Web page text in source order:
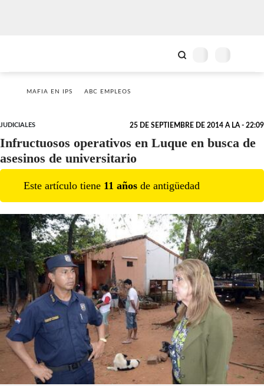
MAFIA EN IPS ABC EMPLEOS
JUDICIALES 25 DE SEPTIEMBRE DE 2014 A LA - 22:09
Infructuosos operativos en Luque en busca de
asesinos de universitario
Este artículo tiene 11 años de antigüedad